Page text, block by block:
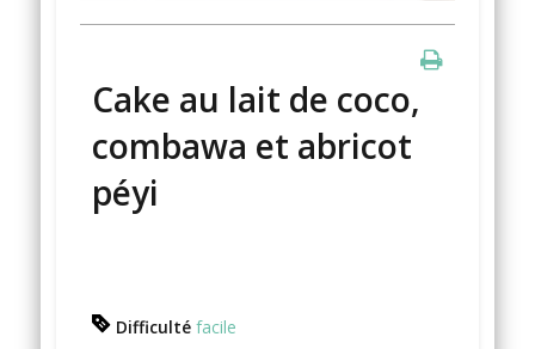
Cake au lait de coco,
combawa et abricot
péyi
Difficulté facile